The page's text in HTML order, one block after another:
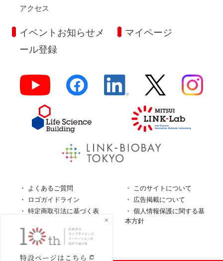
アクセス
イベントお知らせメ
ール登録
マイページ
よくあるご質問
このサイトについて
ロゴガイドライン
広告掲載について
特定商取引法に基づく表
個人情報保護に関する基
本方針
個人情報の取扱について